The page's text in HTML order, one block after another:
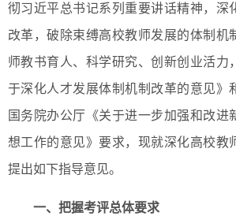
彻习近平总书记系列重要讲话精神，深
改革，破除束缚高校教师发展的体制机
师教书育人、科学研究、创新创业活力
于深化人才发展体制机制改革的意见》
国务院办公厅《关于进一步加强和改进
想工作的意见》要求，现就深化高校教
提出如下指导意见。
一、把握考评总体要求